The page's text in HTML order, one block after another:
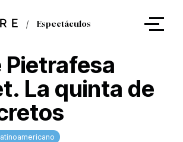
de herramientas
Espectáculos
Pietrafesa
La quinta de